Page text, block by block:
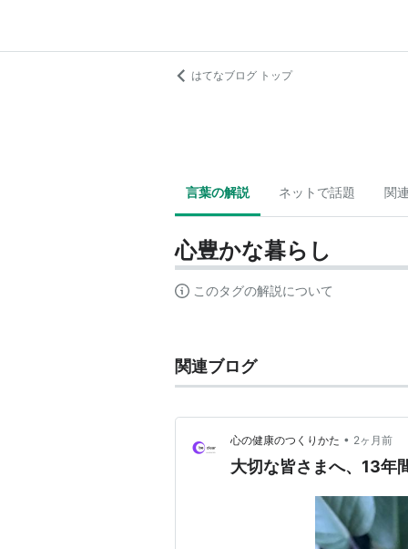
はてなブログ トップ
言葉の解説 ネットで話題 関
心豊かな暮らし
このタグの解説について
関連ブログ
心の健康のつくりかた • 2ヶ月前
大切な皆さまへ、13年